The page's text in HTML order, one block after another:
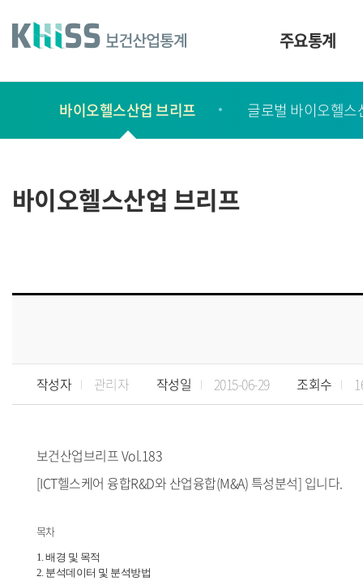
건
주요통계
서
간
행
바이오헬스산업 브리프 글로벌 바이오헬스
바이오헬스산업 브리프
작성자 관리자 작성일 2015-06-29 조회수
보건산업브리프 Vol.183
[ICT헬스케어 융합R&D와 산업융합(M&A) 특성분석] 입니다.
목차
1. 배경 및 목적
2. 분석데이터 및 분석방법